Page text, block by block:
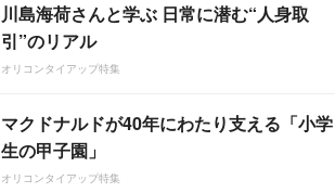
川島海荷さんと学ぶ 日常に潜む“人身取
引”のリアル
オリコンタイアップ特集
マクドナルドが40年にわたり支える「小学
生の甲子園」
オリコンタイアップ特集